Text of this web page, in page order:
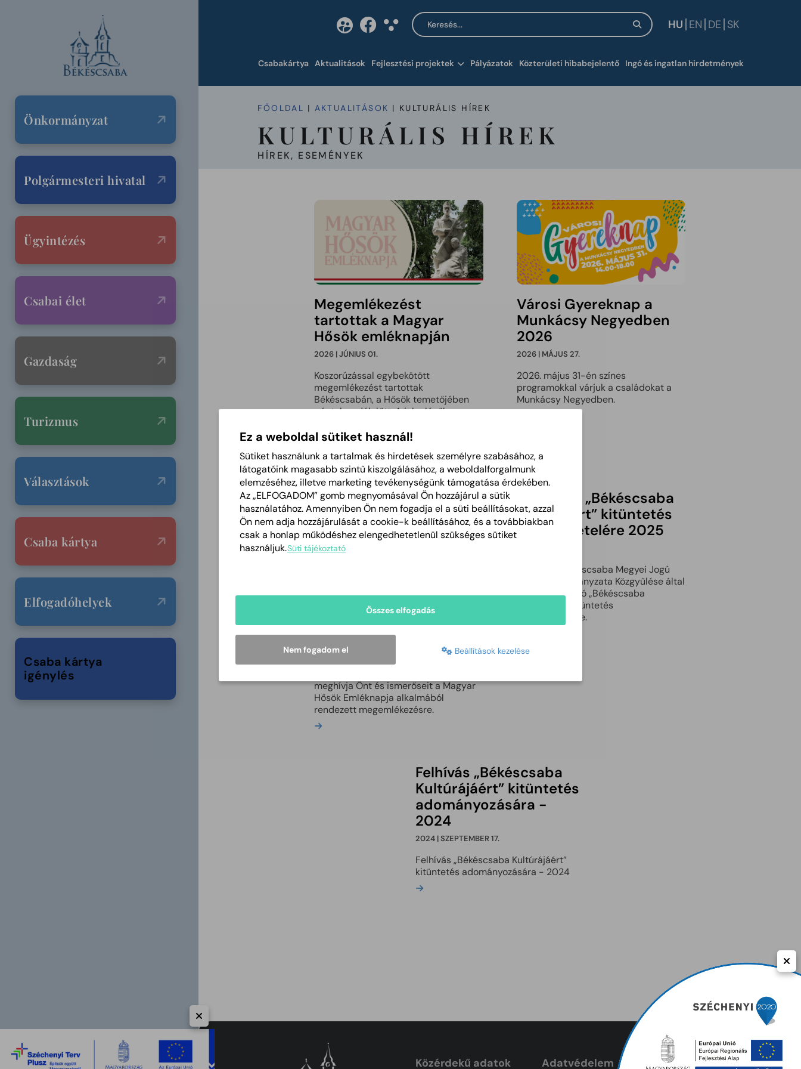
Tartalom megnyitása új ablakban
Keresés a tartalomban
HU EN DE SK
Csabakártya Aktualitások Fejlesztési projektek Pályázatok Közterületi hibabejelentő Ingó és ingatlan hirdetmények
Önkormányzat
Polgármesteri hivatal
Ügyintézés
Csabai élet
Gazdaság
Turizmus
Választások
Csaba kártya
Elfogadóhelyek
Csaba kártya
igénylés
FŐOLDAL AKTUALITÁSOK KULTURÁLIS HÍREK
KULTURÁLIS HÍREK
HÍREK, ESEMÉNYEK
Megemlékezést
tartottak a Magyar
Hősök emléknapján
2026 | JÚNIUS 01.
Koszorúzással egybekötött
megemlékezést tartottak
Békéscsabán, a Hősök temetőjében
pénteken délelőtt. A jelenlévők a
gyűltek össze.
Bővebben
Városi Gyereknap a
Munkácsy Negyedben
2026
2026 | MÁJUS 27.
2026. május 31-én színes
programokkal várjuk a családokat a
Munkácsy Negyedben.
Emléknapja 2026
2026 | MÁJUS 20.
A magyar honvédek emlékét városunk
is ápolja, és évről-évre fejet hajt hős
elődeink előtt. Békéscsaba Megyei
meghívja Önt és ismerőseit a Magyar
Hősök Emléknapja alkalmából
rendezett megemlékezésre.
Bővebben
FELHÍVÁS „Békéscsaba
Ifjúságáért” kitüntetés
javaslattételére 2025
FELHÍVÁS Békéscsaba Megyei Jogú
Város Önkormányzata Közgyűlése által
adományozható „Békéscsaba
Ifjúságáért” kitüntetés
javaslattételére.
Felhívás „Békéscsaba
Kultúrájáért” kitüntetés
adományozására -
2024
2024 | SZEPTEMBER 17.
Felhívás „Békéscsaba Kultúrájáért”
kitüntetés adományozására - 2024
Bővebben
Közérdekű adatok Adatvédelem
Ez a weboldal sütiket használ!
Sütiket használunk a tartalmak és hirdetések személyre szabásához, a
látogatóink magasabb szintű kiszolgálásához, a weboldalforgalmunk
elemzéséhez, illetve marketing tevékenységünk támogatása érdekében.
Az „ELFOGADOM” gomb megnyomásával Ön hozzájárul a sütik
használatához. Amennyiben Ön nem fogadja el a süti beállításokat, azzal
Ön nem adja hozzájárulását a cookie-k beállításához, és a továbbiakban
csak a honlap működéshez elengedhetetlenül szükséges sütiket
használjuk.Süti tájékoztató
Összes elfogadás
Nem fogadom el Beállítások kezelése